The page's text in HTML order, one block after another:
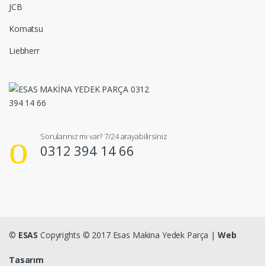
JCB
Komatsu
Liebherr
Sorularınız mı var? 7/24 arayabilirsiniz
0312 394 14 66
© ESAS Copyrights © 2017 Esas Makina Yedek Parça | Web
Tasarım